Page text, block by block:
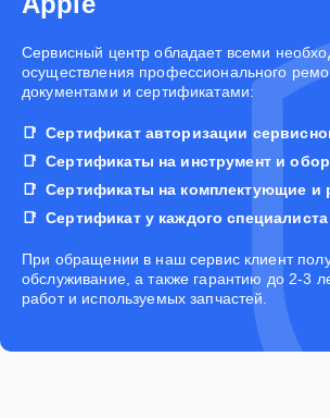
Cервисный центр обладает всеми
осуществления профессионального
документами и сертификатами:
Сертификат авторизации
Сертификаты на инструмент и
Сертификаты на комплектующие и
Сертификат у каждого
При обращении в наш сервис клиент
обслуживание, а также гарантию до 2-3
работ и используемых запчастей.